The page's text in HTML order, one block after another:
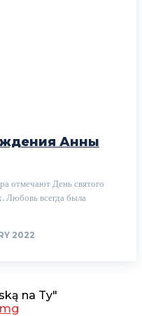
Анны
отмечают День святого
Любовь всегда была
2022
na Ty"